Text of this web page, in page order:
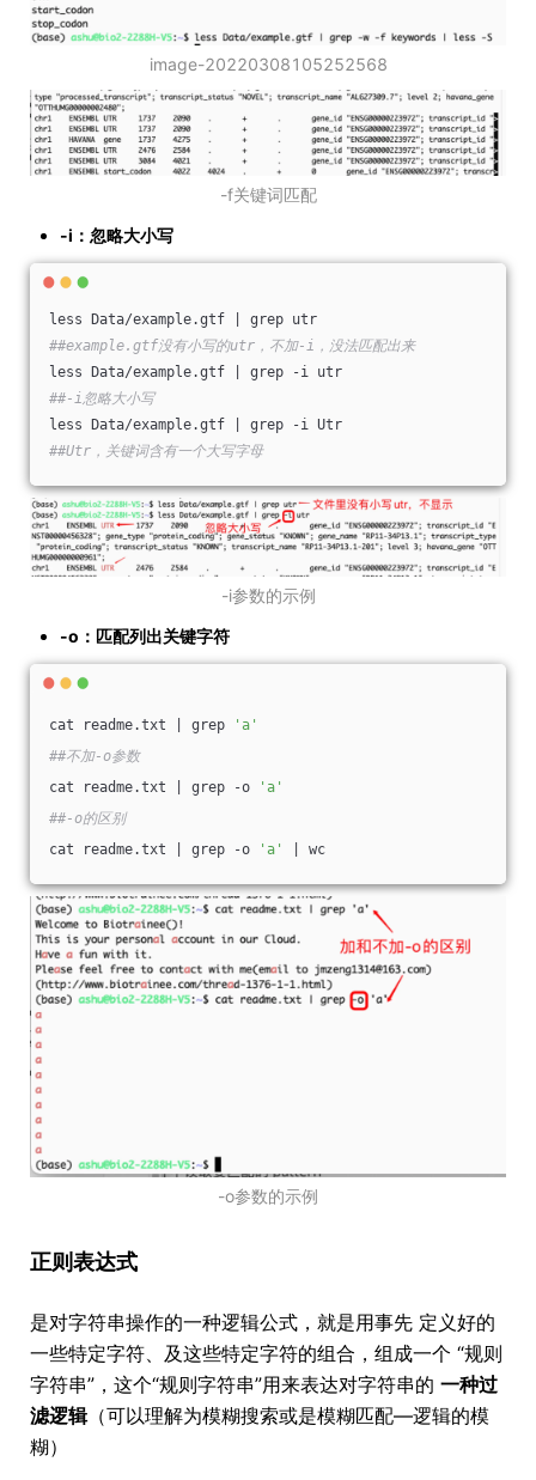
image-20220308105252568
-f关键词匹配
-i：忽略大小写
less Data/example.gtf | grep utr
##example.gtf没有小写的utr，不加-i，没法匹配出来
less Data/example.gtf | grep -i utr
##-i忽略大小写
less Data/example.gtf | grep -i Utr
##Utr，关键词含有一个大写字母
-i参数的示例
-o：匹配列出关键字符
cat readme.txt | grep
'a'
##不加-o参数
cat readme.txt | grep -o
'a'
##-o的区别
cat readme.txt | grep -o
'a' | wc
-o参数的示例
正则表达式
是对字符串操作的一种逻辑公式，就是用事先 定义好的
一些特定字符、及这些特定字符的组合，组成一个 “规则
字符串”，这个“规则字符串”用来表达对字符串的 一种过
滤逻辑（可以理解为模糊搜索或是模糊匹配—逻辑的模
糊）